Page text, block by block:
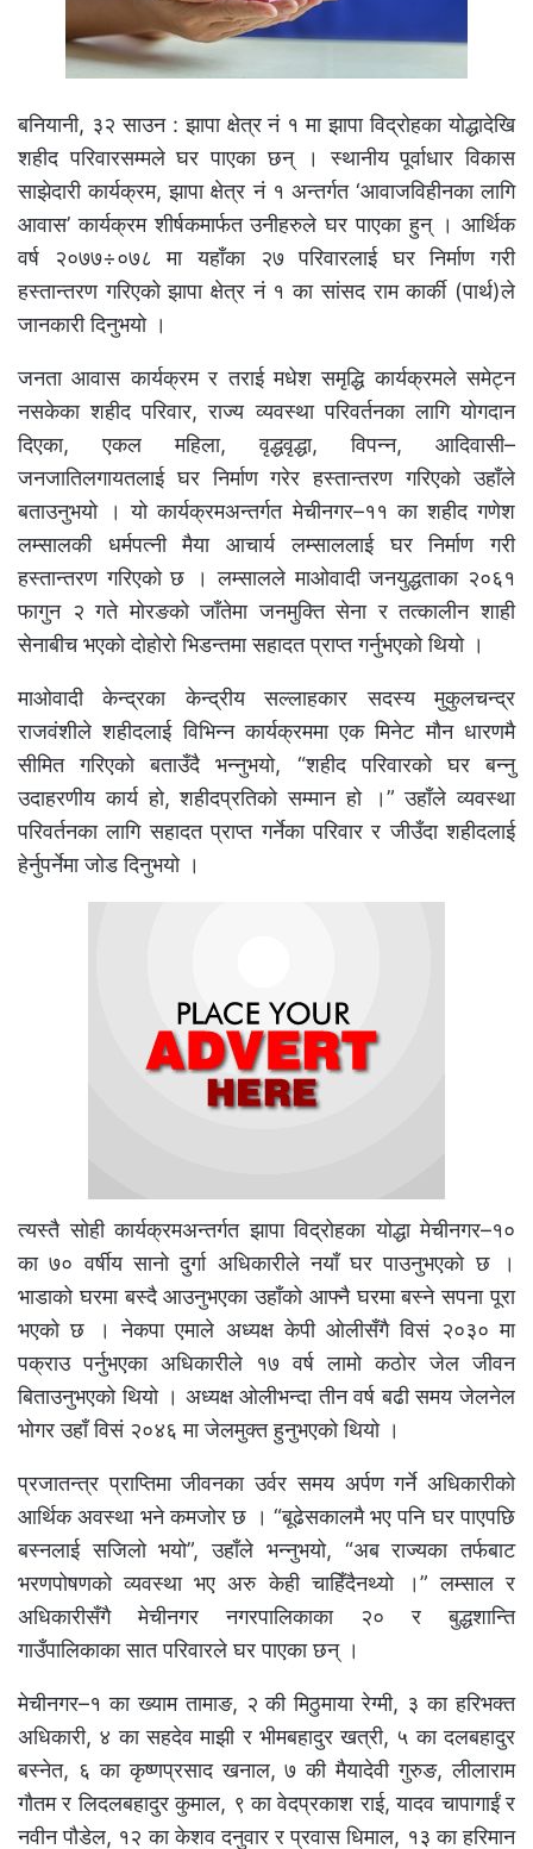
बनियानी, ३२ साउन : झापा क्षेत्र नं १ मा झापा विद्रोहका योद्धादेखि
शहीद परिवारसम्मले घर पाएका छन् । स्थानीय पूर्वाधार विकास
साझेदारी कार्यक्रम, झापा क्षेत्र नं १ अन्तर्गत ‘आवाजविहीनका लागि
आवास’ कार्यक्रम शीर्षकमार्फत उनीहरुले घर पाएका हुन् । आर्थिक
वर्ष २०७७÷०७८ मा यहाँका २७ परिवारलाई घर निर्माण गरी
हस्तान्तरण गरिएको झापा क्षेत्र नं १ का सांसद राम कार्की (पार्थ)ले
जानकारी दिनुभयो ।
जनता आवास कार्यक्रम र तराई मधेश समृद्धि कार्यक्रमले समेट्न
नसकेका शहीद परिवार, राज्य व्यवस्था परिवर्तनका लागि योगदान
दिएका, एकल महिला, वृद्धवृद्धा, विपन्न, आदिवासी–
जनजातिलगायतलाई घर निर्माण गरेर हस्तान्तरण गरिएको उहाँले
बताउनुभयो । यो कार्यक्रमअन्तर्गत मेचीनगर–११ का शहीद गणेश
लम्सालकी धर्मपत्नी मैया आचार्य लम्साललाई घर निर्माण गरी
हस्तान्तरण गरिएको छ । लम्सालले माओवादी जनयुद्धताका २०६१
फागुन २ गते मोरङको जाँतेमा जनमुक्ति सेना र तत्कालीन शाही
सेनाबीच भएको दोहोरो भिडन्तमा सहादत प्राप्त गर्नुभएको थियो ।
माओवादी केन्द्रका केन्द्रीय सल्लाहकार सदस्य मुकुलचन्द्र
राजवंशीले शहीदलाई विभिन्न कार्यक्रममा एक मिनेट मौन धारणमै
सीमित गरिएको बताउँदै भन्नुभयो, “शहीद परिवारको घर बन्नु
उदाहरणीय कार्य हो, शहीदप्रतिको सम्मान हो ।” उहाँले व्यवस्था
परिवर्तनका लागि सहादत प्राप्त गर्नेका परिवार र जीउँदा शहीदलाई
हेर्नुपर्नेमा जोड दिनुभयो ।
त्यस्तै सोही कार्यक्रमअन्तर्गत झापा विद्रोहका योद्धा मेचीनगर–१०
का ७० वर्षीय सानो दुर्गा अधिकारीले नयाँ घर पाउनुभएको छ ।
भाडाको घरमा बस्दै आउनुभएका उहाँको आफ्नै घरमा बस्ने सपना पूरा
भएको छ । नेकपा एमाले अध्यक्ष केपी ओलीसँगै विसं २०३० मा
पक्राउ पर्नुभएका अधिकारीले १७ वर्ष लामो कठोर जेल जीवन
बिताउनुभएको थियो । अध्यक्ष ओलीभन्दा तीन वर्ष बढी समय जेलनेल
भोगर उहाँ विसं २०४६ मा जेलमुक्त हुनुभएको थियो ।
प्रजातन्त्र प्राप्तिमा जीवनका उर्वर समय अर्पण गर्ने अधिकारीको
आर्थिक अवस्था भने कमजोर छ । “बूढेसकालमै भए पनि घर पाएपछि
बस्नलाई सजिलो भयो”, उहाँले भन्नुभयो, “अब राज्यका तर्फबाट
भरणपोषणको व्यवस्था भए अरु केही चाहिँदैनथ्यो ।” लम्साल र
अधिकारीसँगै मेचीनगर नगरपालिकाका २० र बुद्धशान्ति
गाउँपालिकाका सात परिवारले घर पाएका छन् ।
मेचीनगर–१ का ख्याम तामाङ, २ की मिठुमाया रेग्मी, ३ का हरिभक्त
अधिकारी, ४ का सहदेव माझी र भीमबहादुर खत्री, ५ का दलबहादुर
बस्नेत, ६ का कृष्णप्रसाद खनाल, ७ की मैयादेवी गुरुङ, लीलाराम
गौतम र लिदलबहादुर कुमाल, ९ का वेदप्रकाश राई, यादव चापागाईं र
नवीन पौडेल, १२ का केशव दनुवार र प्रवास धिमाल, १३ का हरिमान